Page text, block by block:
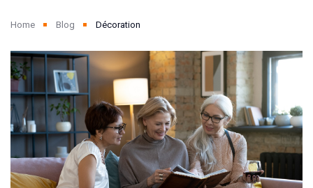
Home Blog Décoration